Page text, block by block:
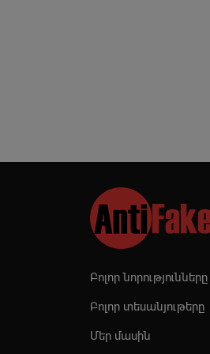
Բոլոր նորությունները
Բոլոր տեսանյութերը
Մեր մասին